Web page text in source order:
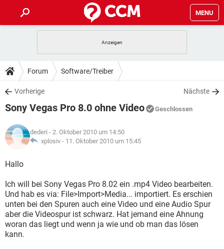
MENU
ANDROID IOS
WINDOWS 10
WHATSAPP TIKTOK
FACEBOOK
TIPPS & TRICKS
SPIELE
WHATSAPP TIKTOK
DOWNLOADS
SPIELE STREAMING
ANDROID
WINDOWS 10 INSTAGRAM
WHATSAPP
FORUM
SPIELE STREAMING
WINDOWS 10
WHATSAPP TIKTOK
FACEBOOK HARDWARE
LEXIKON
SPIELE
WINDOWS 10 INSTAGRAM
WHATSAPP TIKTOK
FACEBOOK HARDWARE
Forum Software/Treiber
Vorherige Nächste
Sony Vegas Pro 8.0 ohne Video Geschlossen
dederi - 2. Oktober 2010 um 14:50
xplosiv - 11. Oktober 2010 um 15:45
Hallo
Ich will bei Sony Vegas Pro 8.02 ein .mp4 Video bearbeiten.
Und hab es via: File>Import>Media... importiert. Es erschien
unten bei den Spuren auch eine Video und eine Audio Spur
aber die Videospur ist schwarz. Hat jemand eine Ahnung
woran das liegt und wenn ja wie und ob man das lösen
kann.